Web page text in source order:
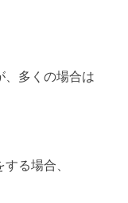
、多くの場合は
る場合、